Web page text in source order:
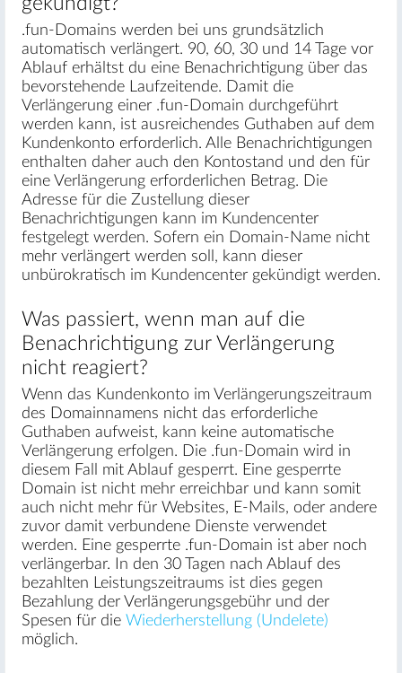
.fun-Domains werden bei uns grundsätzlich
automatisch verlängert. 90, 60, 30 und 14 Tage vor
Ablauf erhältst du eine Benachrichtigung über das
bevorstehende Laufzeitende. Damit die
Verlängerung einer .fun-Domain durchgeführt
werden kann, ist ausreichendes Guthaben auf dem
Kundenkonto erforderlich. Alle Benachrichtigungen
enthalten daher auch den Kontostand und den für
eine Verlängerung erforderlichen Betrag. Die
Adresse für die Zustellung dieser
Benachrichtigungen kann im Kundencenter
festgelegt werden. Sofern ein Domain-Name nicht
mehr verlängert werden soll, kann dieser
unbürokratisch im Kundencenter gekündigt werden.
Was passiert, wenn man auf die
Benachrichtigung zur Verlängerung
nicht reagiert?
Wenn das Kundenkonto im Verlängerungszeitraum
des Domainnamens nicht das erforderliche
Guthaben aufweist, kann keine automatische
Verlängerung erfolgen. Die .fun-Domain wird in
diesem Fall mit Ablauf gesperrt. Eine gesperrte
Domain ist nicht mehr erreichbar und kann somit
auch nicht mehr für Websites, E-Mails, oder andere
zuvor damit verbundene Dienste verwendet
werden. Eine gesperrte .fun-Domain ist aber noch
verlängerbar. In den 30 Tagen nach Ablauf des
bezahlten Leistungszeitraums ist dies gegen
Bezahlung der Verlängerungsgebühr und der
Spesen für die Wiederherstellung (Undelete)
möglich.